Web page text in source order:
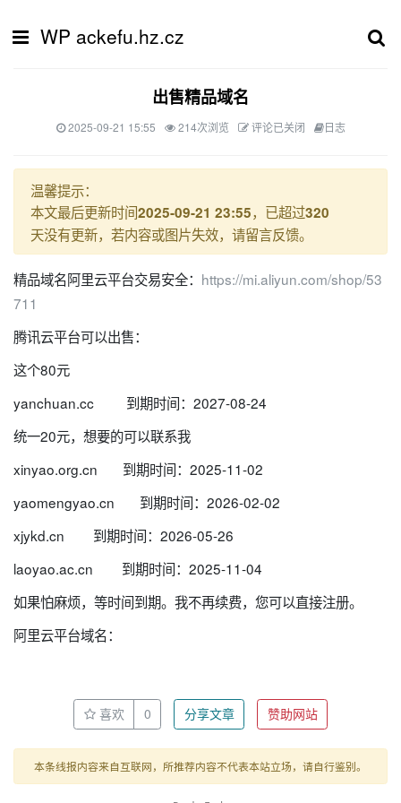
WP ackefu.hz.cz
出售精品域名
2025-09-21 15:55 214次浏览 评论已关闭 日志
温馨提示：
本文最后更新时间2025-09-21 23:55，已超过320
天没有更新，若内容或图片失效，请留言反馈。
精品域名阿里云平台交易安全： https://mi.aliyun.com/shop/53
711
腾讯云平台可以出售：
这个80元
yanchuan.cc 到期时间：2027-08-24
统一20元，想要的可以联系我
xinyao.org.cn 到期时间：2025-11-02
yaomengyao.cn 到期时间：2026-02-02
xjykd.cn 到期时间：2026-05-26
laoyao.ac.cn 到期时间：2025-11-04
如果怕麻烦，等时间到期。我不再续费，您可以直接注册。
阿里云平台域名：
喜欢 0 分享文章 赞助网站
本条线报内容来自互联网，所推荐内容不代表本站立场，请自行鉴别。